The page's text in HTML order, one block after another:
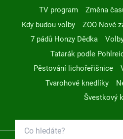
TV program
Změna
Kdy budou volby
ZOO Nové
7 pádů Honzy Dědka
Tatarák podle
Pěstování lichořeřišnice
Tvarohové knedlíky
Švestkový